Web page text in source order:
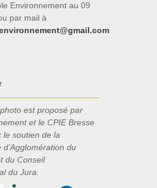
Environnement au 09
par mail à
est proposé par
et le CPIE Bresse
le soutien de la
du
du Conseil
du Jura.